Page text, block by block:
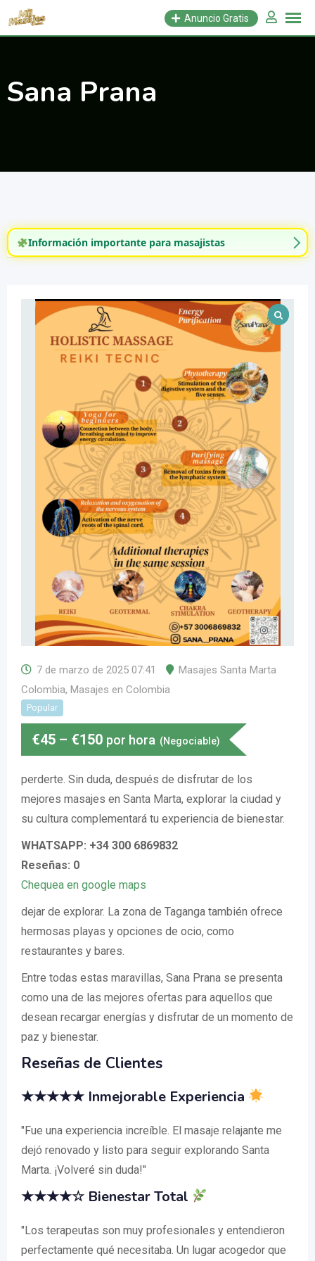
Saltar
Anuncio Gratis
Sana Prana
Información importante para masajistas
7 de marzo de 2025 07:41
Masajes Santa Marta
Colombia, Masajes en Colombia
Popular
€45 – €150 por hora (Negociable)
perderte. Sin duda, después de disfrutar de los
mejores masajes en Santa Marta, explorar la ciudad y
su cultura complementará tu experiencia de bienestar.
WHATSAPP: +34 300 6869832
Reseñas: 0
Chequea en google maps
dejar de explorar. La zona de Taganga también ofrece
hermosas playas y opciones de ocio, como
restaurantes y bares.
Entre todas estas maravillas, Sana Prana se presenta
como una de las mejores ofertas para aquellos que
desean recargar energías y disfrutar de un momento de
paz y bienestar.
Reseñas de Clientes
★★★★★ Inmejorable Experiencia
"Fue una experiencia increíble. El masaje relajante me
dejó renovado y listo para seguir explorando Santa
Marta. ¡Volveré sin duda!"
★★★★☆ Bienestar Total
"Los terapeutas son muy profesionales y entendieron
perfectamente qué necesitaba. Un lugar acogedor que